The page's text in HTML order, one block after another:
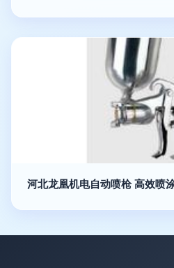
河北龙凰机电自动喷枪 高效喷